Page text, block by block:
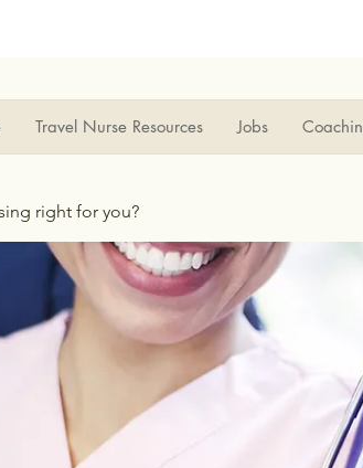
Travel Nurse Resources Jobs
right for you?